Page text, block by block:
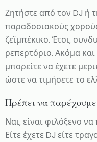
Ζητήστε από τον DJ ή
παραδοσιακούς
ζεϊμπέκικο. Έτσι,
ρεπερτόριο. Ακόμα
μπορείτε να έχετε
ώστε να τιμήσετε το
Πρέπει να
Ναι, είναι φιλόξενο
Είτε έχετε DJ είτε